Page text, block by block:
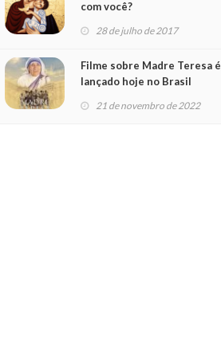
com você?
28 de julho de 2017
Filme sobre Madre Teresa é
lançado hoje no Brasil
21 de novembro de 2022